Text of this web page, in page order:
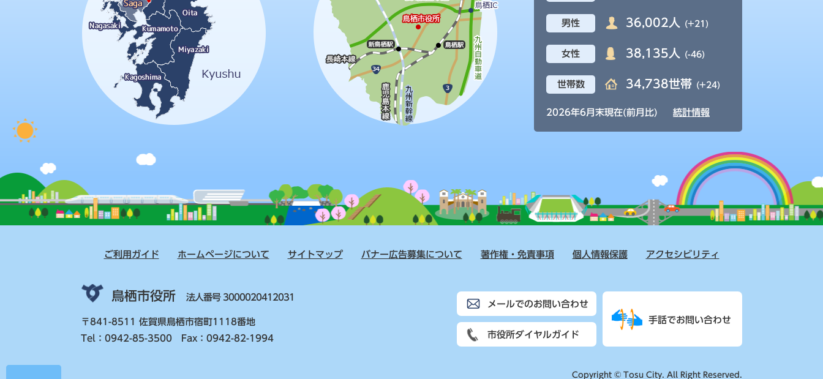
男性 36,002人 (+21)
女性 38,135人 (-46)
世帯数 34,738世帯 (+24)
2026年6月末現在(前月比) 統計情報
ご利用ガイド ホームページについて サイトマップ バナー広告募集について 著作権・免責事項 個人情報保護 アクセシビリティ
鳥栖市役所 法人番号 3000020412031
〒841-8511 佐賀県鳥栖市宿町1118番地
Tel：0942-85-3500 Fax：0942-82-1994
メールでのお問い合わせ
市役所ダイヤルガイド
手話でお問い合わせ
Copyright © Tosu City. All Right Reserved.